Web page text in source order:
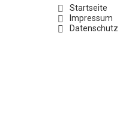
Startseite
Impressum
Datenschutz